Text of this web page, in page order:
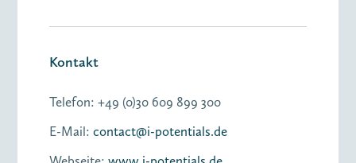
Kontakt
Telefon: +49 (0)30 609 899 300
E-Mail:contact@i-potentials.de